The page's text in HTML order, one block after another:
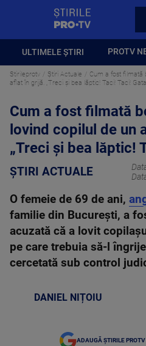
ULTIMELE ȘTIRI PROTV
Stirileprotv Știri Actuale
Cum a fost filmată
aflat în grijă. „Treci și bea lăptic! Taci! Taci! Gata!”
Cum a fost filmată
lovind copilul de un
„Treci și bea lăptic!
ȘTIRI ACTUALE
O femeie de 69 de ani,
familie din București, a
acuzată că a lovit
pe care trebuia să-l
cercetată sub control
DANIEL NIȚOIU
ADAUGĂ ȘTIRILE PROTV